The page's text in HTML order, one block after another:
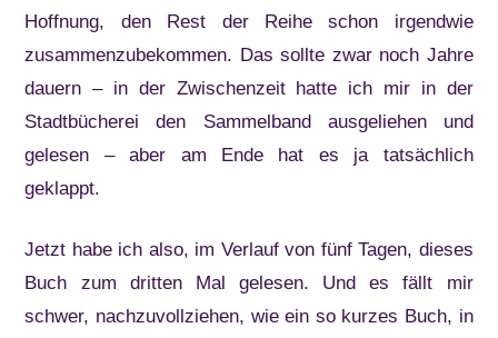
Hoffnung, den Rest der Reihe schon irgendwie
zusammenzubekommen. Das sollte zwar noch Jahre
dauern – in der Zwischenzeit hatte ich mir in der
Stadtbücherei den Sammelband ausgeliehen und
gelesen – aber am Ende hat es ja tatsächlich
geklappt.
Jetzt habe ich also, im Verlauf von fünf Tagen, dieses
Buch zum dritten Mal gelesen. Und es fällt mir
schwer, nachzuvollziehen, wie ein so kurzes Buch, in